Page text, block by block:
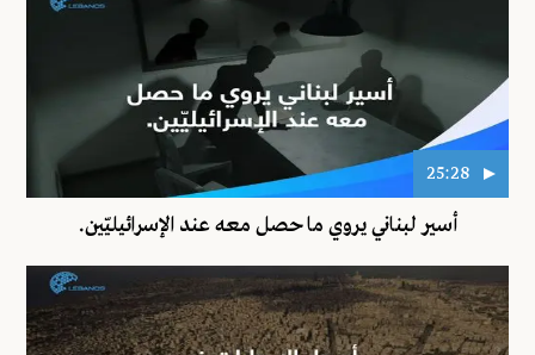
25:28
أسير لبناني يروي ما حصل معه عند الإسرائيليّين.